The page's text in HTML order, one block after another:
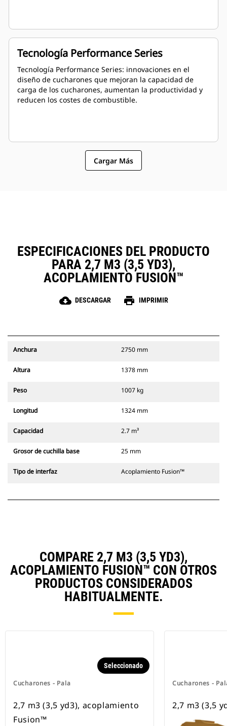
Tecnología Performance Series
Tecnología Performance Series: innovaciones en el
diseño de cucharones que mejoran la capacidad de
carga de los cucharones, aumentan la productividad y
reducen los costes de combustible.
Cargar Más
ESPECIFICACIONES DEL PRODUCTO
PARA 2,7 M3 (3,5 YD3),
ACOPLAMIENTO FUSION™
cloud_download DESCARGAR print IMPRIMIR
Anchura 2750 mm
Altura 1378 mm
Peso 1007 kg
Longitud 1324 mm
Capacidad 2.7 m³
Grosor de cuchilla base 25 mm
Tipo de interfaz Acoplamiento Fusion™
COMPARE 2,7 M3 (3,5 YD3),
ACOPLAMIENTO FUSION™ CON OTROS
PRODUCTOS CONSIDERADOS
HABITUALMENTE.
Cucharones - Pala
Seleccionado
2,7 m3 (3,5 yd3), acoplamiento
Fusion™
Cucharones -
2,7 m3 (3,5